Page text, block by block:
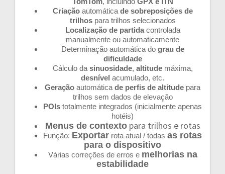
Criaçãoautomática de sobreposições de
trilhospara trilhos selecionados
Localização de partidacontrolada
manualmente ou automaticamente
Determinação automática do grau de
dificuldade
Cálculo da sinuosidade, altitudemáxima,
desnível acumulado, etc.
Geração automática de perfis de altitude para
trilhos sem dados de elevação
POIs totalmente integrados (inicialmente apenas
hotéis)
Menus de contextopara trilhos e rotas
Função: Exportar rota atual / todas as rotas
para o dispositivo
Várias correções de erros e melhorias na
estabilidade